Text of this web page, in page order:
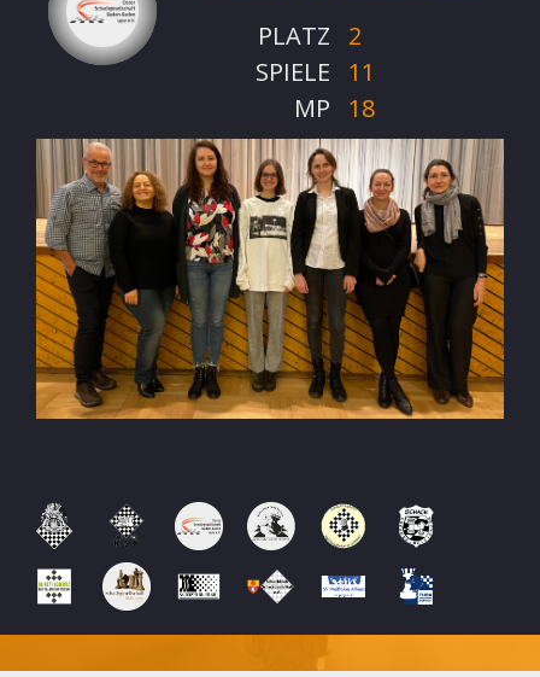
PLATZ
2
SPIELE
11
MP
18